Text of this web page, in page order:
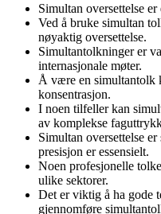
Simultan oversettelse
Ved å bruke simultan
nøyaktig oversettelse.
Simultantolkninger er
internasjonale møter.
Å være en simultantolk
konsentrasjon.
I noen tilfeller kan
av komplekse
Simultan oversettelse
presisjon er essensielt.
Noen profesjonelle
ulike sektorer.
Det er viktig å ha gode
gjennomføre